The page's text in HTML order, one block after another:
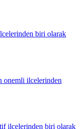
biri olarak
onemli ilcelerinden
ilcelerinden biri olarak